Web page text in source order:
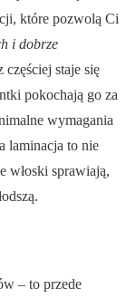
które pozwolą Ci
i dobrze
staje się
pokochają go za
wymagania
laminacja to nie
włoski sprawiają,
– to przede